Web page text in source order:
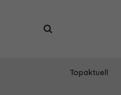
Topaktuell